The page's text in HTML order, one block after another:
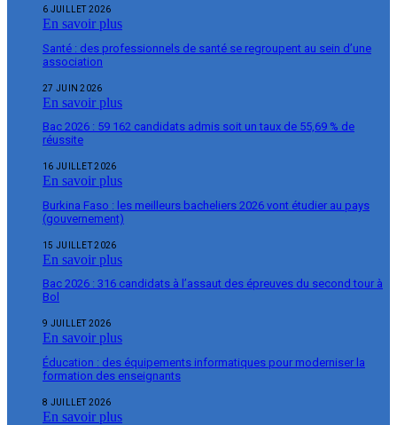
6 JUILLET 2026
En savoir plus
Santé : des professionnels de santé se regroupent au sein d’une
association
27 JUIN 2026
En savoir plus
Bac 2026 : 59 162 candidats admis soit un taux de 55,69 % de
réussite
16 JUILLET 2026
En savoir plus
Burkina Faso : les meilleurs bacheliers 2026 vont étudier au pays
(gouvernement)
15 JUILLET 2026
En savoir plus
Bac 2026 : 316 candidats à l’assaut des épreuves du second tour à
Bol
9 JUILLET 2026
En savoir plus
Éducation : des équipements informatiques pour moderniser la
formation des enseignants
8 JUILLET 2026
En savoir plus